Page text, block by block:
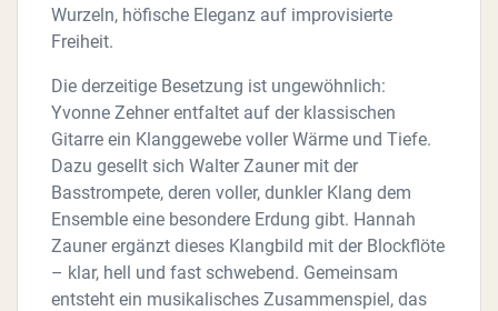
Wurzeln, höfische Eleganz auf improvisierte
Freiheit.
Die derzeitige Besetzung ist ungewöhnlich:
Yvonne Zehner entfaltet auf der klassischen
Gitarre ein Klanggewebe voller Wärme und Tiefe.
Dazu gesellt sich Walter Zauner mit der
Basstrompete, deren voller, dunkler Klang dem
Ensemble eine besondere Erdung gibt. Hannah
Zauner ergänzt dieses Klangbild mit der Blockflöte
– klar, hell und fast schwebend. Gemeinsam
entsteht ein musikalisches Zusammenspiel, das